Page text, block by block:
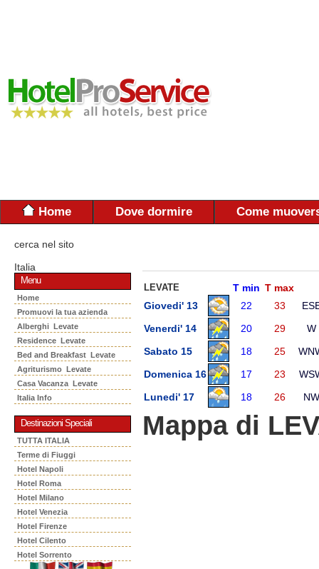
Home Dove dormire Come
cerca nel sito
Italia
Menu
Home
Promuovi la tua azienda
Alberghi Levate
Residence Levate
Bed and Breakfast Levate
Agriturismo Levate
Casa Vacanza Levate
Italia Info
Destinazioni Speciali
TUTTA ITALIA
Terme di Fiuggi
Hotel Napoli
Hotel Roma
Hotel Milano
Hotel Venezia
Hotel Firenze
Hotel Cilento
Hotel Sorrento
LEVATE T min T max
Giovedi' 13
22 33
Venerdi' 14
20 29
W
Sabato 15
18 25
Domenica 16
17 23
Lunedi' 17
18 26 NW
Mappa di